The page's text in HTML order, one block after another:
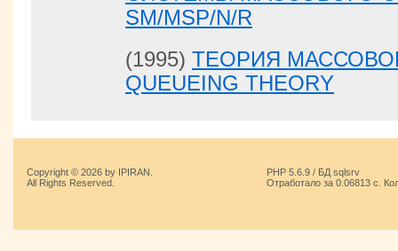
SM/MSP/N/R
(1995) ТЕОРИЯ
QUEUEING THEORY
Copyright © 2026 by IPIRAN.
All Rights Reserved.
PHP 5.6.9 / БД sqlsrv
Отработало за 0.06813 с.